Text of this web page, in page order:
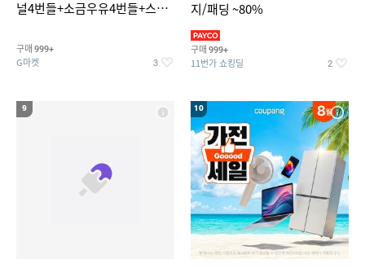
널4번들+소금우유4번들+스윗
콘맛4번들
구매 999+
G마켓 3
지/패딩 ~80%
구매 999+
11번가 쇼킹딜 2
9 10